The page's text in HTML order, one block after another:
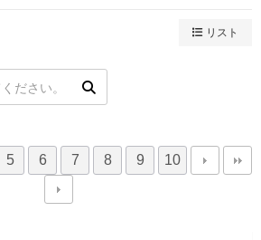
リスト
5 6 7 8 9 10